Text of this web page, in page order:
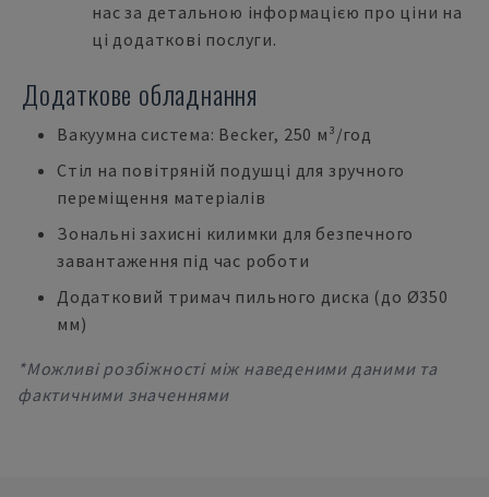
нас за детальною інформацією про ціни на
ці додаткові послуги.
Додаткове обладнання
Вакуумна система: Becker, 250 м³/год
Стіл на повітряній подушці для зручного
переміщення матеріалів
Зональні захисні килимки для безпечного
завантаження під час роботи
Додатковий тримач пильного диска (до Ø350
мм)
*Можливі розбіжності між наведеними даними та
фактичними значеннями